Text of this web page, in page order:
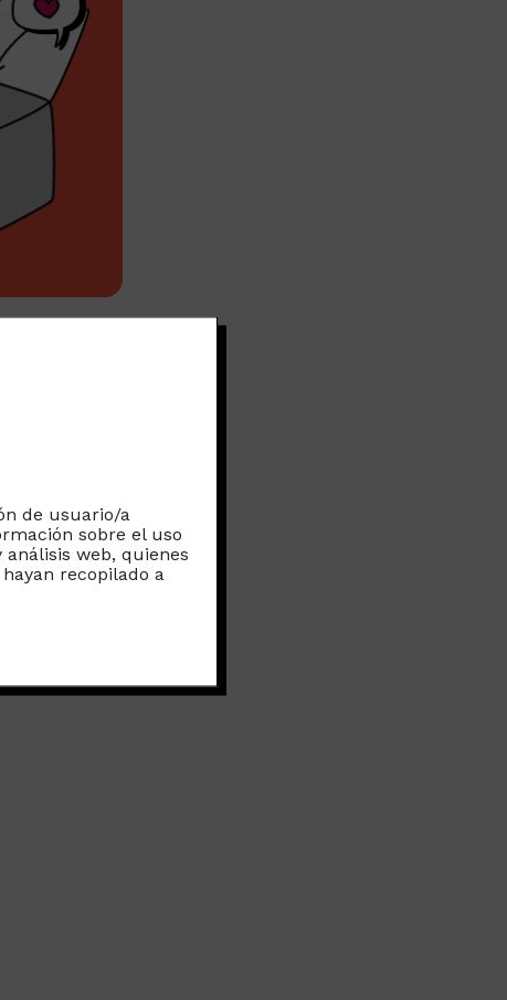
de usuario/a
sobre el uso
web, quienes
recopilado a
se
un